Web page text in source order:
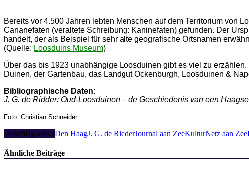
Bereits vor 4.500 Jahren lebten Menschen auf dem Territorium von
Cananefaten (veraltete Schreibung: Kaninefaten) gefunden. Der
handelt, der als Beispiel für sehr alte geografische Ortsnamen
(Quelle: Loosduins Museum)
Über das bis 1923 unabhängige Loosduinen gibt es viel zu
Duinen, der Gartenbau, das Landgut Ockenburgh, Loosduinen &
Bibliographische Daten:
J. G. de Ridder: Oud-Loosduinen – de Geschiedenis van een
Foto: Christian Schneider
VerschlagwortetDen HaagJ. G. de RidderJournal aan ZeeKulturNetz aan Zee
Ähnliche Beiträge